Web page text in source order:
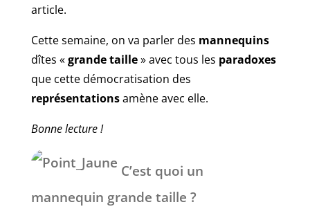
article.
Cette semaine, on va parler des mannequins
dîtes «grande taille» avec tous les paradoxes
que cette démocratisation des
représentationsamène avec elle.
Bonne lecture !
C’est quoi un
mannequin grande taille ?